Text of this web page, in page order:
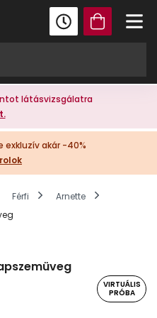
látásvizsgálatra
exkluzív akár -40%
Férfi
Arnette
VIRTUÁLIS
PRÓBA